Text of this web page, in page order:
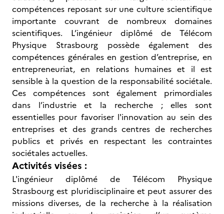
compétences reposant sur une culture scientifique
importante couvrant de nombreux domaines
scientifiques. L’ingénieur diplômé de Télécom
Physique Strasbourg possède également des
compétences générales en gestion d’entreprise, en
entrepreneuriat, en relations humaines et il est
sensible à la question de la responsabilité sociétale.
Ces compétences sont également primordiales
dans l’industrie et la recherche ; elles sont
essentielles pour favoriser l'innovation au sein des
entreprises et des grands centres de recherches
publics et privés en respectant les contraintes
sociétales actuelles.
Activités visées :
L'ingénieur diplômé de Télécom Physique
Strasbourg est pluridisciplinaire et peut assurer des
missions diverses, de la recherche à la réalisation